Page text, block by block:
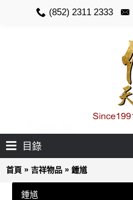
(852) 2311 2333
目錄
首頁 » 吉祥物品 » 鍾馗
鍾馗